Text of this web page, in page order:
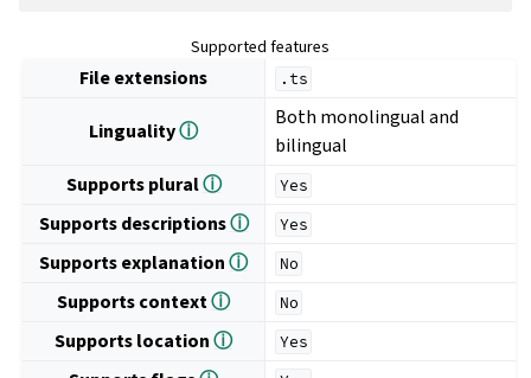
Supported features
File extensions .ts
Lingualityⓘ
Both monolingual and
bilingual
Supports pluralⓘ Yes
Supports descriptionsⓘ Yes
Supports explanationⓘ No
Supports contextⓘ No
Supports locationⓘ Yes